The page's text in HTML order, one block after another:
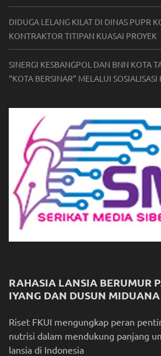
DIDUGA LELANG KILAT DI DINAS PUPR
KONTRAKTOR TITIPAN KUASAI PROYEK
SINERGI KESBANGPOL DAN BNN KOTA
“KOTA BERSINAR” MELALUI
RAHASIA LANSIA BERUMUR
IYANG DAN DUSUN
Riset FKUI mengungkap peran
nutrisi dalam mendukung panjang
lansia di Indonesia